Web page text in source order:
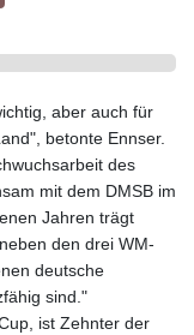
aber auch für
betonte Ennser.
des
mit dem DMSB im
Jahren trägt
den drei WM-
deutsche
sind."
ist Zehnter der